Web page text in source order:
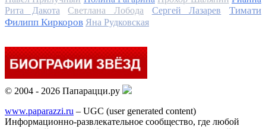
Рита Дакота
Светлана Лобода Сергей Лазарев
Тимати
Филипп Киркоров Яна Рудковская
© 2004 - 2026 Папарацци.ру
www.paparazzi.ru – UGC (user generated content)
Информационно-развлекательное сообщество, где любой